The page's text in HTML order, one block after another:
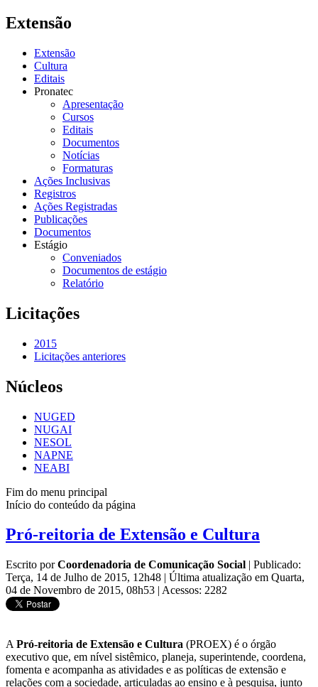
Extensão
Extensão
Cultura
Editais
Pronatec
Apresentação
Cursos
Editais
Documentos
Notícias
Formaturas
Ações Inclusivas
Registros
Ações Registradas
Publicações
Documentos
Estágio
Conveniados
Documentos de estágio
Relatório
Licitações
2015
Licitações anteriores
Núcleos
NUGED
NUGAI
NESOL
NAPNE
NEABI
Fim do menu principal
Início do conteúdo da página
Pró-reitoria de Extensão e Cultura
Escrito porCoordenadoria de Comunicação Social | Publicado:
Terça, 14 de Julho de 2015, 12h48 | Última atualização em Quarta,
04 de Novembro de 2015, 08h53 | Acessos: 2282
A Pró-reitoria de Extensão e Cultura (PROEX) é o órgão
executivo que, em nível sistêmico, planeja, superintende, coordena,
fomenta e acompanha as atividades e as políticas de extensão e
relações com a sociedade, articuladas ao ensino e à pesquisa, junto